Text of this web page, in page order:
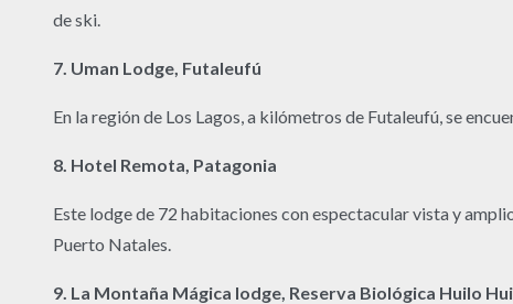
de ski.
7. Uman Lodge, Futaleufú
En la región de Los Lagos, a kilómetros de Futaleufú, se
8. Hotel Remota, Patagonia
Este lodge de 72 habitaciones con espectacular vista y
Puerto Natales.
9. La Montaña Mágica lodge, Reserva Biológica Huilo